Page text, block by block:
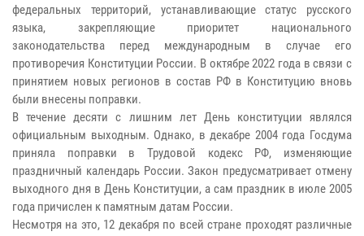
федеральных территорий, устанавливающие статус русского
языка, закрепляющие приоритет национального
законодательства перед международным в случае его
противоречия Конституции России. В октябре 2022 года в связи с
принятием новых регионов в состав РФ в Конституцию вновь
были внесены поправки.
В течение десяти с лишним лет День конституции являлся
официальным выходным. Однако, в декабре 2004 года Госдума
приняла поправки в Трудовой кодекс РФ, изменяющие
праздничный календарь России. Закон предусматривает отмену
выходного дня в День Конституции, а сам праздник в июле 2005
года причислен к памятным датам России.
Несмотря на это, 12 декабря по всей стране проходят различные